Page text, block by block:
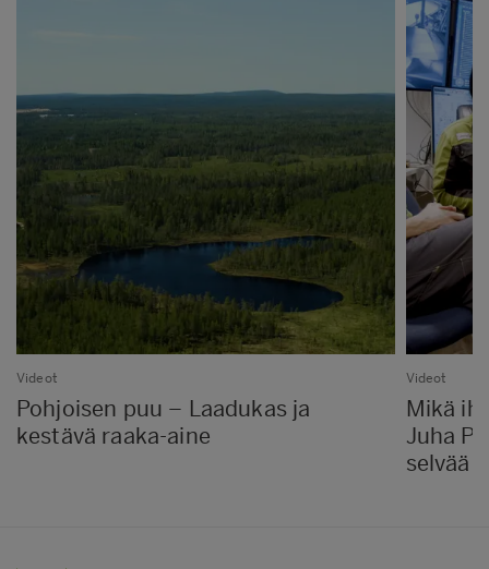
Videot
Pohjoisen puu – Laadukas ja
kestävä raaka-aine
Videot
Mikä
Juha
selvää